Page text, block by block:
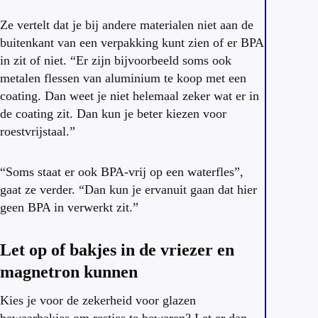
Ze vertelt dat je bij andere materialen niet aan de
buitenkant van een verpakking kunt zien of er BPA
in zit of niet. “Er zijn bijvoorbeeld soms ook
metalen flessen van aluminium te koop met een
coating. Dan weet je niet helemaal zeker wat er in
de coating zit. Dan kun je beter kiezen voor
roestvrijstaal.”
“Soms staat er ook BPA-vrij op een waterfles”,
gaat ze verder. “Dan kun je ervanuit gaan dat hier
geen BPA in verwerkt zit.”
Let op of bakjes in de vriezer en
magnetron kunnen
Kies je voor de zekerheid voor glazen